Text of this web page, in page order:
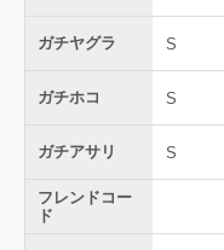
ガチヤグラ S
ガチホコ S
ガチアサリ S
フレンドコー
ド